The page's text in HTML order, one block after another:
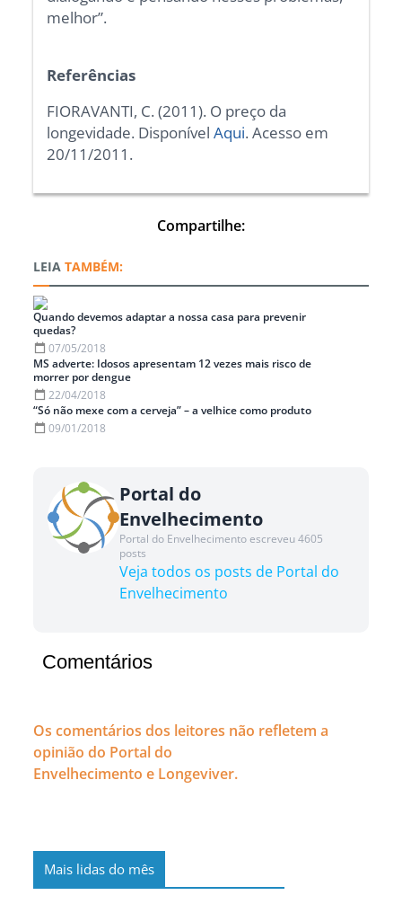
melhor”.
Referências
FIORAVANTI, C. (2011). O preço da
longevidade. DisponívelAqui. Acesso em
20/11/2011.
Compartilhe:
TAMBÉM:
Quando devemos adaptar a nossa casa para prevenir
quedas?
07/05/2018
MS adverte: Idosos apresentam 12 vezes mais risco de
morrer por dengue
22/04/2018
“Só não mexe com a cerveja” – a velhice como produto
09/01/2018
Portal do
Envelhecimento
Portal do Envelhecimento escreveu 4605
posts
Veja todos os posts de Portal do
Envelhecimento
Comentários
Os comentários dos leitores não refletem a
opinião do Portal do
Envelhecimento e Longeviver.
Mais lidas do mês